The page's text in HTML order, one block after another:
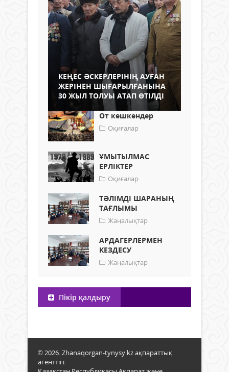
КЕҢЕС ӘСКЕРЛЕРІНІҢ АУҒАН
ЖЕРІНЕН ШЫҒАРЫЛҒАНЫНА
30 ЖЫЛ ТОЛУЫ АТАП ӨТІЛДІ
От кешкендер
Оқиғалар
ҰМЫТЫЛМАС
ЕРЛІКТЕР
Оқиғалар
ТӘЛІМДІ ШАРАНЫҢ
ТАҒЛЫМЫ
Жаңалықтар
АРДАГЕРЛЕРМЕН
КЕЗДЕСУ
Жаңалықтар
Пікір қалдыру
© 2026. Zhanaqorgan-tynysy.kz ақпараттық
агенттігі.